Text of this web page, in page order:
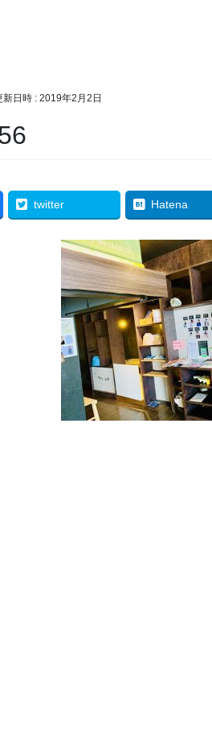
新日時 : 2019年2月2日
twitter Hatena